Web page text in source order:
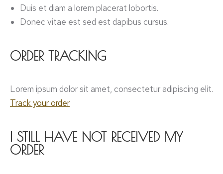
Duis et diam a lorem placerat lobortis.
Donec vitae est sed est dapibus cursus.
ORDER TRACKING
Lorem ipsum dolor sit amet, consectetur adipiscing elit.
Track your order
I STILL HAVE NOT RECEIVED MY
ORDER